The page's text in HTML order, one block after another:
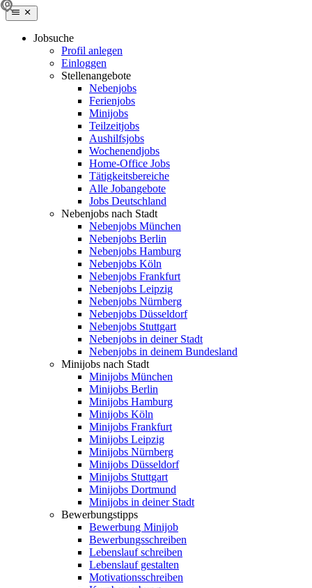
Jobsuche
Profil anlegen
Einloggen
Stellenangebote
Nebenjobs
Ferienjobs
Minijobs
Teilzeitjobs
Aushilfsjobs
Wochenendjobs
Home-Office Jobs
Tätigkeitsbereiche
Alle Jobangebote
Jobs Deutschland
Nebenjobs nach Stadt
Nebenjobs München
Nebenjobs Berlin
Nebenjobs Hamburg
Nebenjobs Köln
Nebenjobs Frankfurt
Nebenjobs Leipzig
Nebenjobs Nürnberg
Nebenjobs Düsseldorf
Nebenjobs Stuttgart
Nebenjobs in deiner Stadt
Nebenjobs in deinem Bundesland
Minijobs nach Stadt
Minijobs München
Minijobs Berlin
Minijobs Hamburg
Minijobs Köln
Minijobs Frankfurt
Minijobs Leipzig
Minijobs Nürnberg
Minijobs Düsseldorf
Minijobs Stuttgart
Minijobs Dortmund
Minijobs in deiner Stadt
Bewerbungstipps
Bewerbung Minijob
Bewerbungsschreiben
Lebenslauf schreiben
Lebenslauf gestalten
Motivationsschreiben